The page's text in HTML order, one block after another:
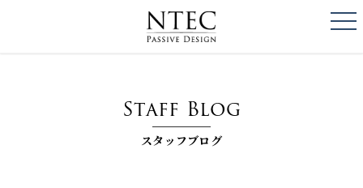
Staff Blog
スタッフブログ